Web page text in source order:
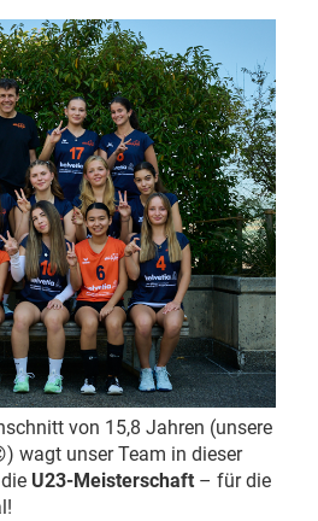
von 15,8 Jahren (unsere
wagt unser Team in dieser
U23-Meisterschaft – für die